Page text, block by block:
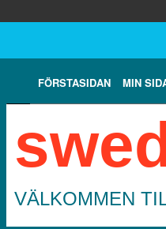
FÖRSTASIDAN MIN
VÄLKOMMEN